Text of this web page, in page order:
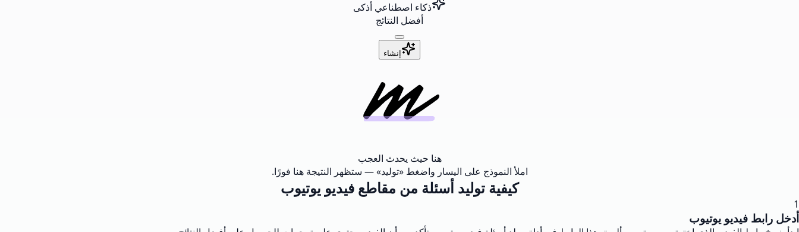
ذكاء اصطناعي أذكى
أفضل النتائج
إنشاء
هنا حيث يحدث العجب
املأ النموذج على اليسار واضغط «توليد» — ستظهر النتيجة هنا فورًا.
كيفية توليد أسئلة من مقاطع فيديو يوتيوب
1
أدخل رابط فيديو يوتيوب